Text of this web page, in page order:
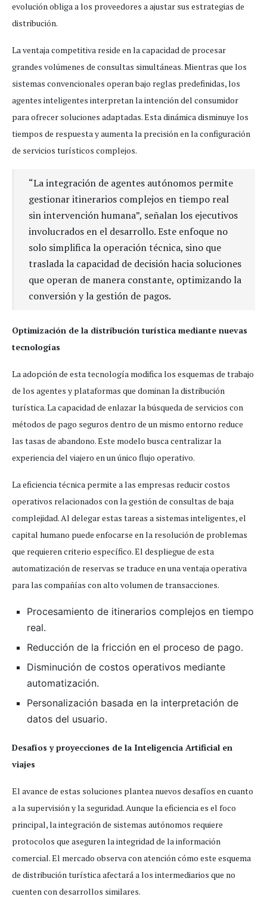
evolución obliga a los proveedores a ajustar sus estrategias de
distribución.
La ventaja competitiva reside en la capacidad de procesar
grandes volúmenes de consultas simultáneas. Mientras que los
sistemas convencionales operan bajo reglas predefinidas, los
agentes inteligentes interpretan la intención del consumidor
para ofrecer soluciones adaptadas. Esta dinámica disminuye los
tiempos de respuesta y aumenta la precisión en la configuración
de servicios turísticos complejos.
“La integración de agentes autónomos permite
gestionar itinerarios complejos en tiempo real
sin intervención humana”, señalan los ejecutivos
involucrados en el desarrollo. Este enfoque no
solo simplifica la operación técnica, sino que
traslada la capacidad de decisión hacia soluciones
que operan de manera constante, optimizando la
conversión y la gestión de pagos.
Optimización de la distribución turística mediante nuevas
tecnologías
La adopción de esta tecnología modifica los esquemas de trabajo
de los agentes y plataformas que dominan la distribución
turística. La capacidad de enlazar la búsqueda de servicios con
métodos de pago seguros dentro de un mismo entorno reduce
las tasas de abandono. Este modelo busca centralizar la
experiencia del viajero en un único flujo operativo.
La eficiencia técnica permite a las empresas reducir costos
operativos relacionados con la gestión de consultas de baja
complejidad. Al delegar estas tareas a sistemas inteligentes, el
capital humano puede enfocarse en la resolución de problemas
que requieren criterio específico. El despliegue de esta
automatización de reservas se traduce en una ventaja operativa
para las compañías con alto volumen de transacciones.
Procesamiento de itinerarios complejos en tiempo
real.
Reducción de la fricción en el proceso de pago.
Disminución de costos operativos mediante
automatización.
Personalización basada en la interpretación de
datos del usuario.
Desafíos y proyecciones de la Inteligencia Artificial en
viajes
El avance de estas soluciones plantea nuevos desafíos en cuanto
a la supervisión y la seguridad. Aunque la eficiencia es el foco
principal, la integración de sistemas autónomos requiere
protocolos que aseguren la integridad de la información
comercial. El mercado observa con atención cómo este esquema
de distribución turística afectará a los intermediarios que no
cuenten con desarrollos similares.